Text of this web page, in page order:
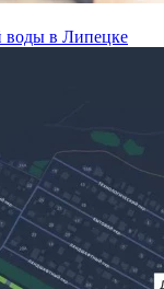
воды в Липецке